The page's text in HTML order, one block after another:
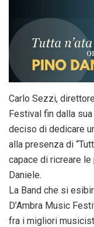
Carlo Sezzi,
Festival fin dalla
deciso di dedicare
alla presenza di
capace di ricreare
Daniele.
La Band che si
D’Ambra Music
fra i migliori